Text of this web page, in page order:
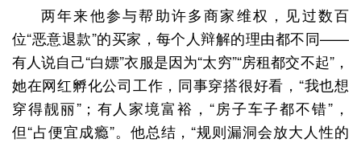
两年来他参与帮助许多商家维权，见过数百
位“恶意退款”的买家，每个人辩解的理由都不同——
有人说自己“白嫖”衣服是因为“太穷”“房租都交不起”，
她在网红孵化公司工作，同事穿搭很好看，“我也想
穿得靓丽”；有人家境富裕，“房子车子都不错”，
但“占便宜成瘾”。他总结，“规则漏洞会放大人性的